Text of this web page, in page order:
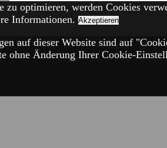
zu optimieren, werden Cookies
Informationen. Akzeptieren
auf dieser Website sind auf
ohne Änderung Ihrer Cookie-